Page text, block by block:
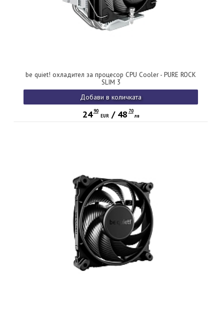
be quiet! охладител за процесор CPU Cooler - PURE ROCK
SLIM 3
Добави в количката
24 90
EUR/ 48 70
лв